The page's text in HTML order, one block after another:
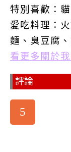
特別喜歡：
愛吃料理：
麵、臭豆腐
看更多關於
評論
5